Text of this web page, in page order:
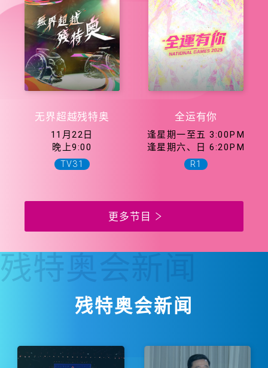
无界超越残特奥
11月22日
晚上9:00
TV31
全运有你
逢星期一至五 3:00PM
逢星期六、日 6:20PM
R1
更多节目
残特奥会新闻
残特奥会